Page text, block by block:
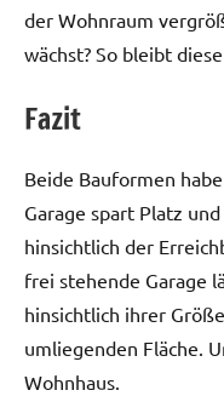
der Wohnraum
wächst? So bleibt
Fazit
Beide Bauformen
Garage spart Platz
hinsichtlich der
frei stehende Garage
hinsichtlich ihrer
umliegenden Fläche.
Wohnhaus.